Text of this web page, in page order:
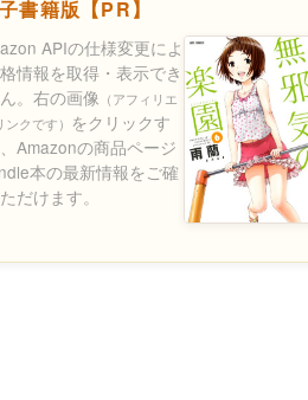
書籍版【PR】
APIの仕様変更によ
情報を取得・表示でき
。右の画像 （アフィリエ
ンクです） をクリックす
Amazonの商品ページ
本の最新情報をご確
だけます。